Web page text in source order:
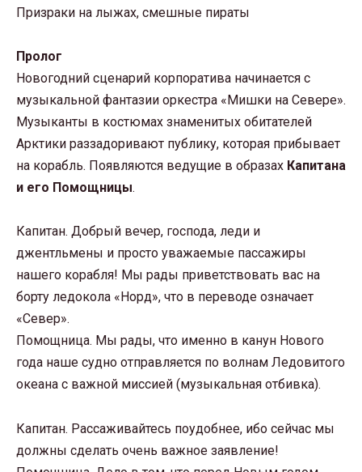
Призраки на лыжах, смешные пираты
Пролог
Новогодний сценарий корпоратива начинается с
музыкальной фантазии оркестра «Мишки на Севере».
Музыканты в костюмах знаменитых обитателей
Арктики раззадоривают публику, которая прибывает
на корабль. Появляются ведущие в образах Капитана
и его Помощницы.
Капитан. Добрый вечер, господа, леди и
джентльмены и просто уважаемые пассажиры
нашего корабля! Мы рады приветствовать вас на
борту ледокола «Норд», что в переводе означает
«Север».
Помощница. Мы рады, что именно в канун Нового
года наше судно отправляется по волнам Ледовитого
океана с важной миссией (музыкальная отбивка).
Капитан. Рассаживайтесь поудобнее, ибо сейчас мы
должны сделать очень важное заявление!